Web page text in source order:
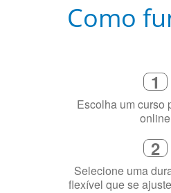
Como
1
Escolha um curso
online
2
Selecione uma
flexível que se